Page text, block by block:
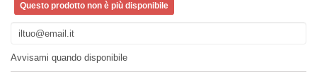
Questo prodotto non è più disponibile
Avvisami quando disponibile